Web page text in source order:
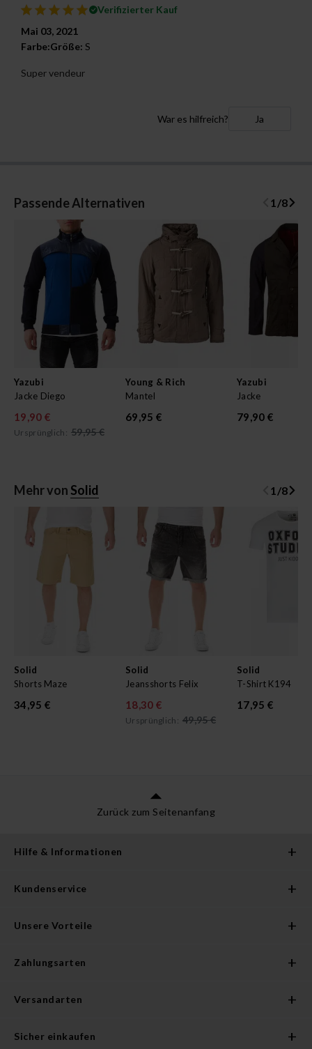
Verifizierter Kauf
Mai 03, 2021
Farbe:Größe:S
Super vendeur
War es hilfreich? Ja
Passende Alternativen 1/8
Yazubi
Jacke Diego
19,90 €
Ursprünglich: 59,95 €
Young & Rich
Mantel
69,95 €
Yazubi
Jacke
79,90 €
Mehr von Solid 1 /8
Solid
Shorts Maze
34,95 €
Solid
Jeansshorts Felix
18,30 €
Ursprünglich: 49,95 €
Solid
T-Shirt K194
17,95 €
Zurück zum Seitenanfang
Hilfe & Informationen
Kundenservice
Unsere Vorteile
Zahlungsarten
Versandarten
Sicher einkaufen